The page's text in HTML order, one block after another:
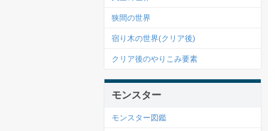
狭間の世界
宿り木の世界(クリア後)
クリア後のやりこみ要素
モンスター
モンスター図鑑